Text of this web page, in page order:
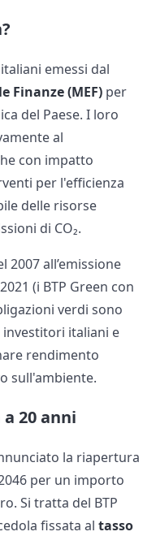
emessi dal
Finanze (MEF) per
del Paese. I loro
al
con impatto
per l'efficienza
delle risorse
di CO₂.
2007 all’emissione
(i BTP Green con
verdi sono
italiani e
rendimento
sull'ambiente.
20 anni
la riapertura
per un importo
Si tratta del BTP
fissata al tasso